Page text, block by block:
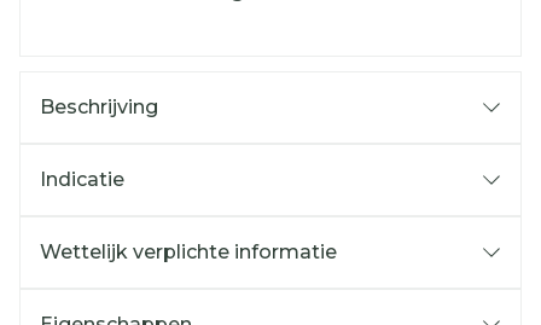
Beschrijving
Indicatie
Wettelijk verplichte informatie